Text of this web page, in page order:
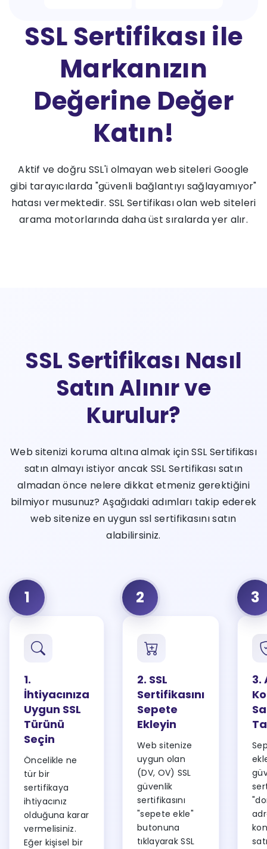
SSL Sertifikası ile
Markanızın
Değerine Değer
Katın!
Aktif ve doğru SSL'i olmayan web siteleri Google
gibi tarayıcılarda "güvenli bağlantıyı sağlayamıyor"
hatası vermektedir. SSL Sertifikası olan web siteleri
arama motorlarında daha üst sıralarda yer alır.
SSL Sertifikası Nasıl
Satın Alınır ve
Kurulur?
Web sitenizi koruma altına almak için SSL Sertifikası
satın almayı istiyor ancak SSL Sertifikası satın
almadan önce nelere dikkat etmeniz gerektiğini
bilmiyor musunuz? Aşağıdaki adımları takip ederek
web sitenize en uygun ssl sertifikasını satın
alabilirsiniz.
1
1.
İhtiyacınıza
Uygun SSL
Türünü
Seçin
Öncelikle ne
tür bir
sertifikaya
ihtiyacınız
olduğuna karar
vermelisiniz.
Eğer kişisel bir
2
2. SSL
Sertifikasını
Sepete
Ekleyin
Web sitenize
uygun olan
(DV, OV) SSL
güvenlik
sertifikasını
"sepete ekle"
butonuna
tıklayarak SSL
3
3.